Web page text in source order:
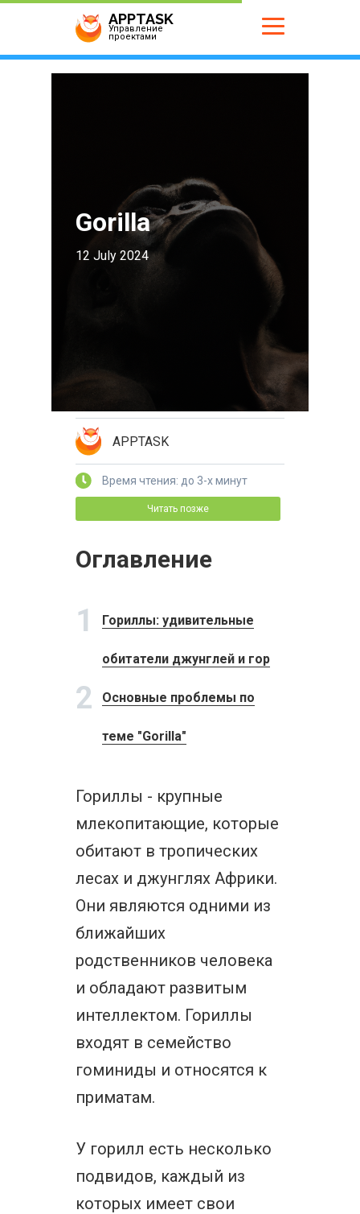
APPTASK
Управление
проектами
Gorilla
12 July 2024
APPTASK
Время чтения: до 3-х минут
Читать позже
Оглавление
1 Гориллы: удивительные
обитатели джунглей и гор
2 Основные проблемы по
теме "Gorilla"
Гориллы - крупные
млекопитающие, которые
обитают в тропических
лесах и джунглях Африки.
Они являются одними из
ближайших
родственников человека
и обладают развитым
интеллектом. Гориллы
входят в семейство
гоминиды и относятся к
приматам.
У горилл есть несколько
подвидов, каждый из
которых имеет свои